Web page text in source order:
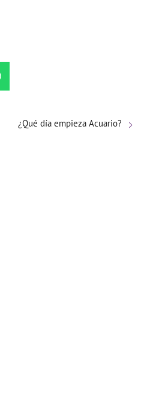
¿Qué día empieza Acuario?